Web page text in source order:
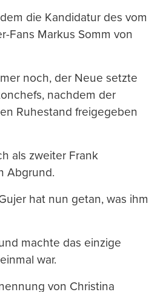
die Kandidatur des vom
Fans Markus Somm von
noch, der Neue setzte
nachdem der
Ruhestand freigegeben
als zweiter Frank
Abgrund.
hat nun getan, was ihm
machte das einzige
war.
von Christina